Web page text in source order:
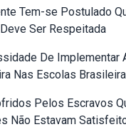
Tem-se Postulado
Ser Respeitada
De Implementar
Nas Escolas
Pelos Escravos
Não Estavam